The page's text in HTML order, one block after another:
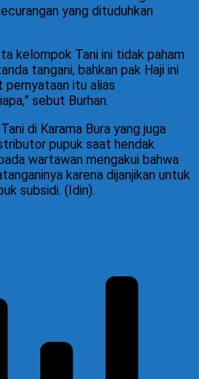
yang dituduhkan
kelompok Tani ini tidak paham
tangani, bahkan pak Haji ini
pernyataan itu alias
sebut Burhan.
di Karama Bura yang juga
pupuk saat hendak
wartawan mengakui bahwa
karena dijanjikan untuk
subsidi. (Idin).